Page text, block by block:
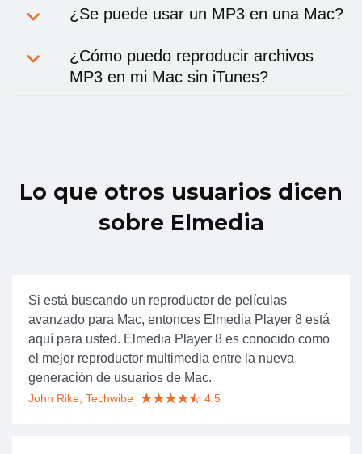
¿Se puede usar un MP3 en una Mac?
¿Cómo puedo reproducir archivos
MP3 en mi Mac sin iTunes?
Lo que otros usuarios dicen
sobre Elmedia
Si está buscando un reproductor de películas
avanzado para Mac, entonces Elmedia Player 8 está
aquí para usted. Elmedia Player 8 es conocido como
el mejor reproductor multimedia entre la nueva
generación de usuarios de Mac.
John Rike, Techwibe 4.5